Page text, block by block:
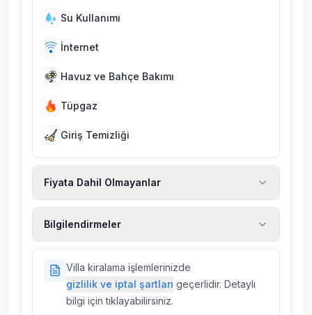
Su Kullanımı
İnternet
Havuz ve Bahçe Bakımı
Tüpgaz
Giriş Temizliği
Fiyata Dahil Olmayanlar
sigortaları fiyatlara dahil değildir.
Bilgilendirmeler
villalarımızda düzenli olarak ilaçlama
yapılmaktadır. Buna rağmen çevrede
kelebek, böcek, sinek vs. bulunma ihtimali
Villa kiralama işlemlerinizde
gizlilik ve iptal şartları geçerlidir. Detaylı
bilgi için tıklayabilirsiniz.